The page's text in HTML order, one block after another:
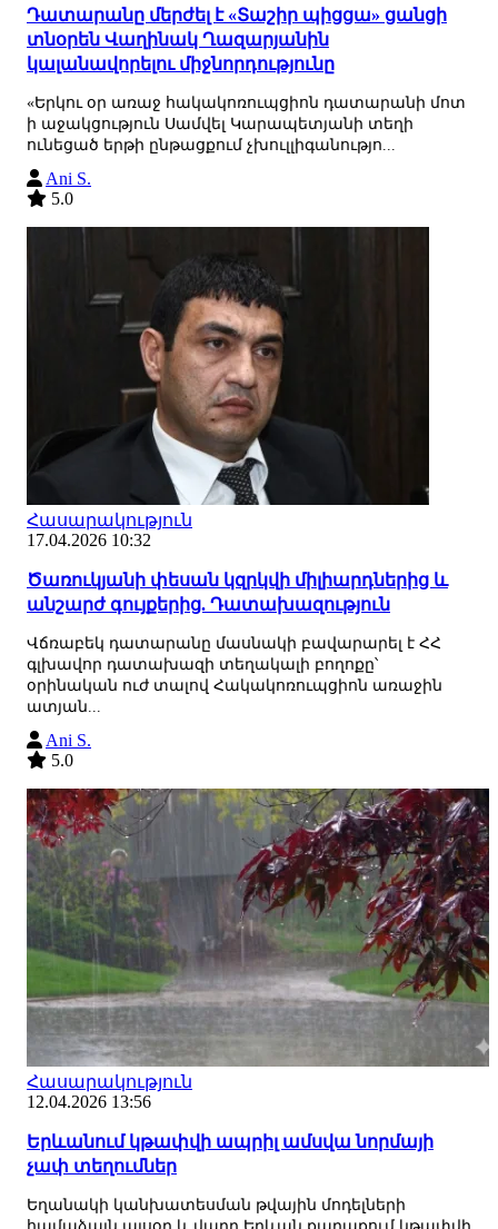
Դատարանը մերժել է «Տաշիր պիցցա» ցանցի
տնօրեն Վաղինակ Ղազարյանին
կալանավորելու միջնորդությունը
«Երկու օր առաջ հակակոռուպցիոն դատարանի մոտ
ի աջակցություն Սամվել Կարապետյանի տեղի
ունեցած երթի ընթացքում չխուլլիգանությո...
Ani S.
5.0
Հասարակություն
17.04.2026 10:32
Ծառուկյանի փեսան կզրկվի միլիարդներից և
անշարժ գույքերից. Դատախազություն
Վճռաբեկ դատարանը մասնակի բավարարել է ՀՀ
գլխավոր դատախազի տեղակալի բողոքը՝
օրինական ուժ տալով Հակակոռուպցիոն առաջին
ատյան...
Ani S.
5.0
Հասարակություն
12.04.2026 13:56
Երևանում կթափվի ապրիլ ամսվա նորմայի
չափ տեղումներ
Եղանակի կանխատեսման թվային մոդելների